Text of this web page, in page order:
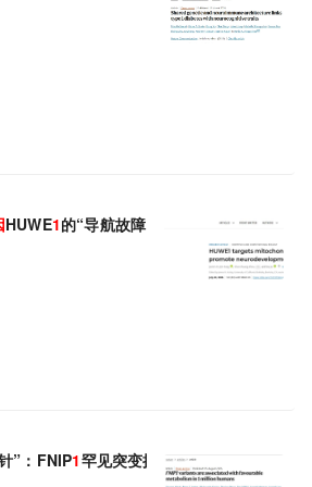
HUWE1的“导航故障”，四川大学贾大/雍鑫
”：FNIP1罕见突变携带者心血管代谢疾病